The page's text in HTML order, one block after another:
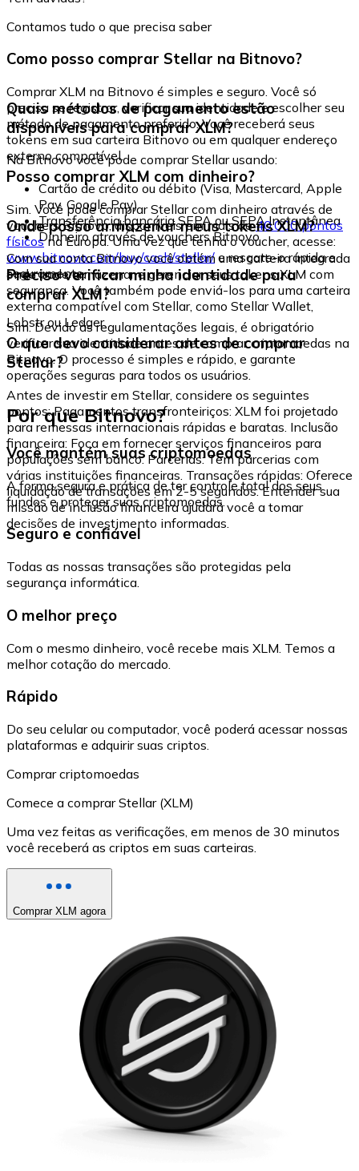
Contamos tudo o que precisa saber
Como posso comprar Stellar na Bitnovo?
Comprar XLM na Bitnovo é simples e seguro. Você só
precisa se registrar, verificar sua identidade e escolher seu
método de pagamento preferido. Você receberá seus
tokens em sua carteira Bitnovo ou em qualquer endereço
externo compatível.
Quais métodos de pagamento estão
disponíveis para comprar XLM?
Na Bitnovo você pode comprar Stellar usando:
Cartão de crédito ou débito (Visa, Mastercard, Apple
Pay, Google Pay)
Transferência bancária SEPA ou SEPA Instantânea
Dinheiro através de vouchers Bitnovo
Posso comprar XLM com dinheiro?
Sim. Você pode comprar Stellar com dinheiro através de
vouchers Bitnovo, disponíveis em mais de40.000 pontos
físicosna Europa. Uma vez que tenha o voucher, acesse:
www.bitnovo.com/buy/cash/stellar/ e resgate-o rápida e
seguramente.
Onde posso armazenar meus tokens XLM?
Com sua conta Bitnovo você obtém uma carteira integrada
onde pode armazenar e gerenciar seus tokens XLM com
segurança. Você também pode enviá-los para uma carteira
externa compatível com Stellar, como Stellar Wallet,
Lobstr ou Ledger.
Preciso verificar minha identidade para
comprar XLM?
Sim. Devido às regulamentações legais, é obrigatório
verificar sua identidade antes de comprar criptomoedas na
Bitnovo. O processo é simples e rápido, e garante
operações seguras para todos os usuários.
O que devo considerar antes de comprar
Stellar?
Antes de investir em Stellar, considere os seguintes
pontos: Pagamentos transfronteiriços: XLM foi projetado
para remessas internacionais rápidas e baratas. Inclusão
financeira: Foca em fornecer serviços financeiros para
populações sem banco. Parcerias: Tem parcerias com
várias instituições financeiras. Transações rápidas: Oferece
liquidação de transações em 2-5 segundos. Entender sua
missão de inclusão financeira ajudará você a tomar
decisões de investimento informadas.
Por que Bitnovo?
Você mantém suas criptomoedas
A forma segura e prática de ter controle total dos seus
fundos e proteger suas criptomoedas.
Seguro e confiável
Todas as nossas transações são protegidas pela
segurança informática.
O melhor preço
Com o mesmo dinheiro, você recebe mais XLM. Temos a
melhor cotação do mercado.
Rápido
Do seu celular ou computador, você poderá acessar nossas
plataformas e adquirir suas criptos.
Comprar criptomoedas
Comece a comprar Stellar (XLM)
Uma vez feitas as verificações, em menos de 30 minutos
você receberá as criptos em suas carteiras.
Comprar XLM agora